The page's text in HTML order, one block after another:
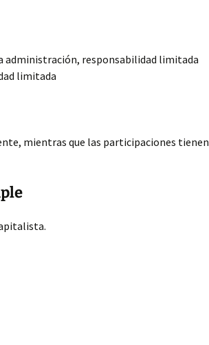
administración, responsabilidad limitada
limitada
mientras que las participaciones tienen